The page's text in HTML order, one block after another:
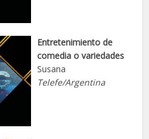
Entretenimiento de
comedia o variedades
Susana
Telefe/Argentina